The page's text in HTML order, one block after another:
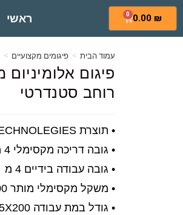
0.00 ₪
0 ראשי
עמוד הבית > פיגומים מקצועיים >
רוחב סטנדרטי
• תוצרת NORD TECHNOLEGIES סין
• גובה דריכה מקסימלי 4 מ
• גובה עבודה בידיים 4 מ
• משקל מקסימלי מותר 200 ק"ג
• גודל במת עבודה 75X200 ס"מ